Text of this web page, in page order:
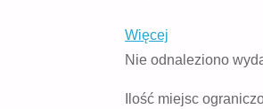
Więcej
Nie odnaleziono
Ilość miejsc